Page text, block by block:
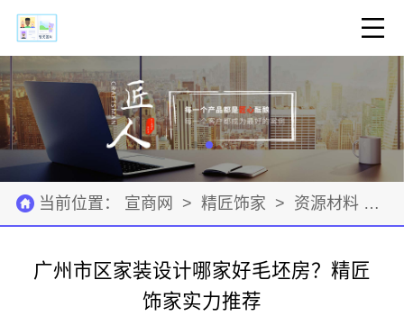
当前位置： 宣商网 > 精匠饰家 > 资源材料 >
广州市区家装设计哪家好毛坯房？精匠
饰家实力推荐